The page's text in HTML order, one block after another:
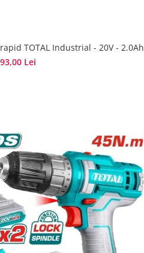
TOTAL Industrial - 20V - 2.0Ah
93,00 Lei